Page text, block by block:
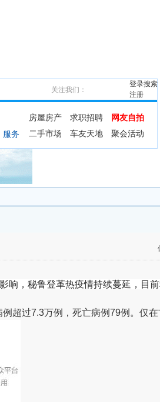
搜索
登录
注册
关注我们：
服务
房屋房产 求职招聘
网友自拍
二手市场
车友天地 聚会活动
响，秘鲁登革热疫情持续蔓延，目
超过7.3万例，死亡病例79例。仅